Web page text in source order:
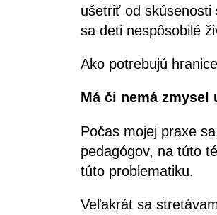
ušetriť od
sa deti nespôsobilé
Ako potrebujú
Má či nemá
Počas mojej praxe
pedagógov, na túto
túto problematiku.
Veľakrát sa